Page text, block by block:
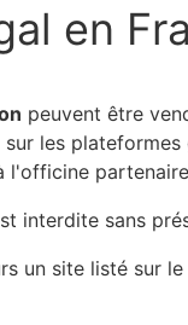
en
peuvent être
les
interdite sans
un site listé sur